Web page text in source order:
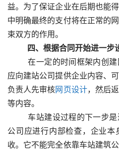
益。为了保证企业在后期也能
中明确最终的支付将在正常的
束双方的作用。
四、根据合同开始进一步
应向建站公司提供企业内容、
负责人先审核网页设计，然后
等内容。
公司应进行内部检查，企业
收。它不能完全依靠车站建筑